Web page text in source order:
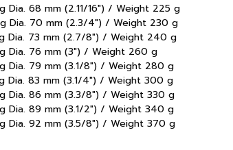
Dia. 68 mm (2.11/16") / Weight 225 g
Dia. 70 mm (2.3/4") / Weight 230 g
Dia. 73 mm (2.7/8") / Weight 240 g
Dia. 76 mm (3") / Weight 260 g
Dia. 79 mm (3.1/8") / Weight 280 g
Dia. 83 mm (3.1/4") / Weight 300 g
Dia. 86 mm (3.3/8") / Weight 330 g
Dia. 89 mm (3.1/2") / Weight 340 g
Dia. 92 mm (3.5/8") / Weight 370 g